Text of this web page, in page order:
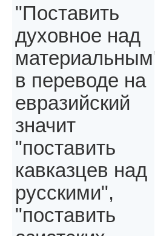
"Поставить
духовное над
материальным"
в переводе на
евразийский
значит
"поставить
кавказцев над
русскими",
"поставить